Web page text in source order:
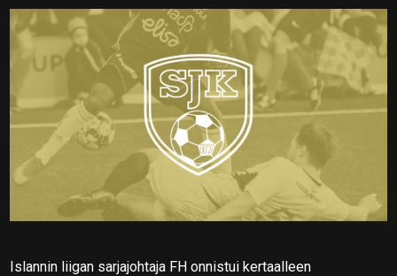
Islannin liigan sarjajohtaja FH onnistui kertaalleen